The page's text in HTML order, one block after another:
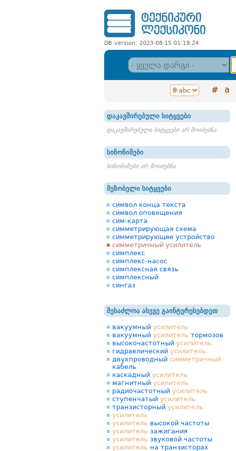
DB version: 2023-08-15 01:19:24
# a
დაკავშირებული სიტყვები
დაკავშირებული სიტყვები არ მოიძებნა
სინონიმები
სინონიმები არ მოიძებნა
მეზობელი სიტყვები
символ конца текста
символ оповещения
сим-карта
симметрирующая схема
симметрирующее устройство
симметричный усилитель
симплекс
симплекс-насос
симплексная связь
симплексный
сингаз
შესაძლოა ასევე გაინტერესებდეთ
вакуумный усилитель
вакуумный усилитель тормозов
высокочастотный усилитель
гидравлический усилитель
двухпроводный симметричный
кабель
каскадный усилитель
магнитный усилитель
радиочастотный усилитель
ступенчатый усилитель
транзисторный усилитель
усилитель
усилитель высокой частоты
усилитель зажигания
усилитель звуковой частоты
усилитель на транзисторах